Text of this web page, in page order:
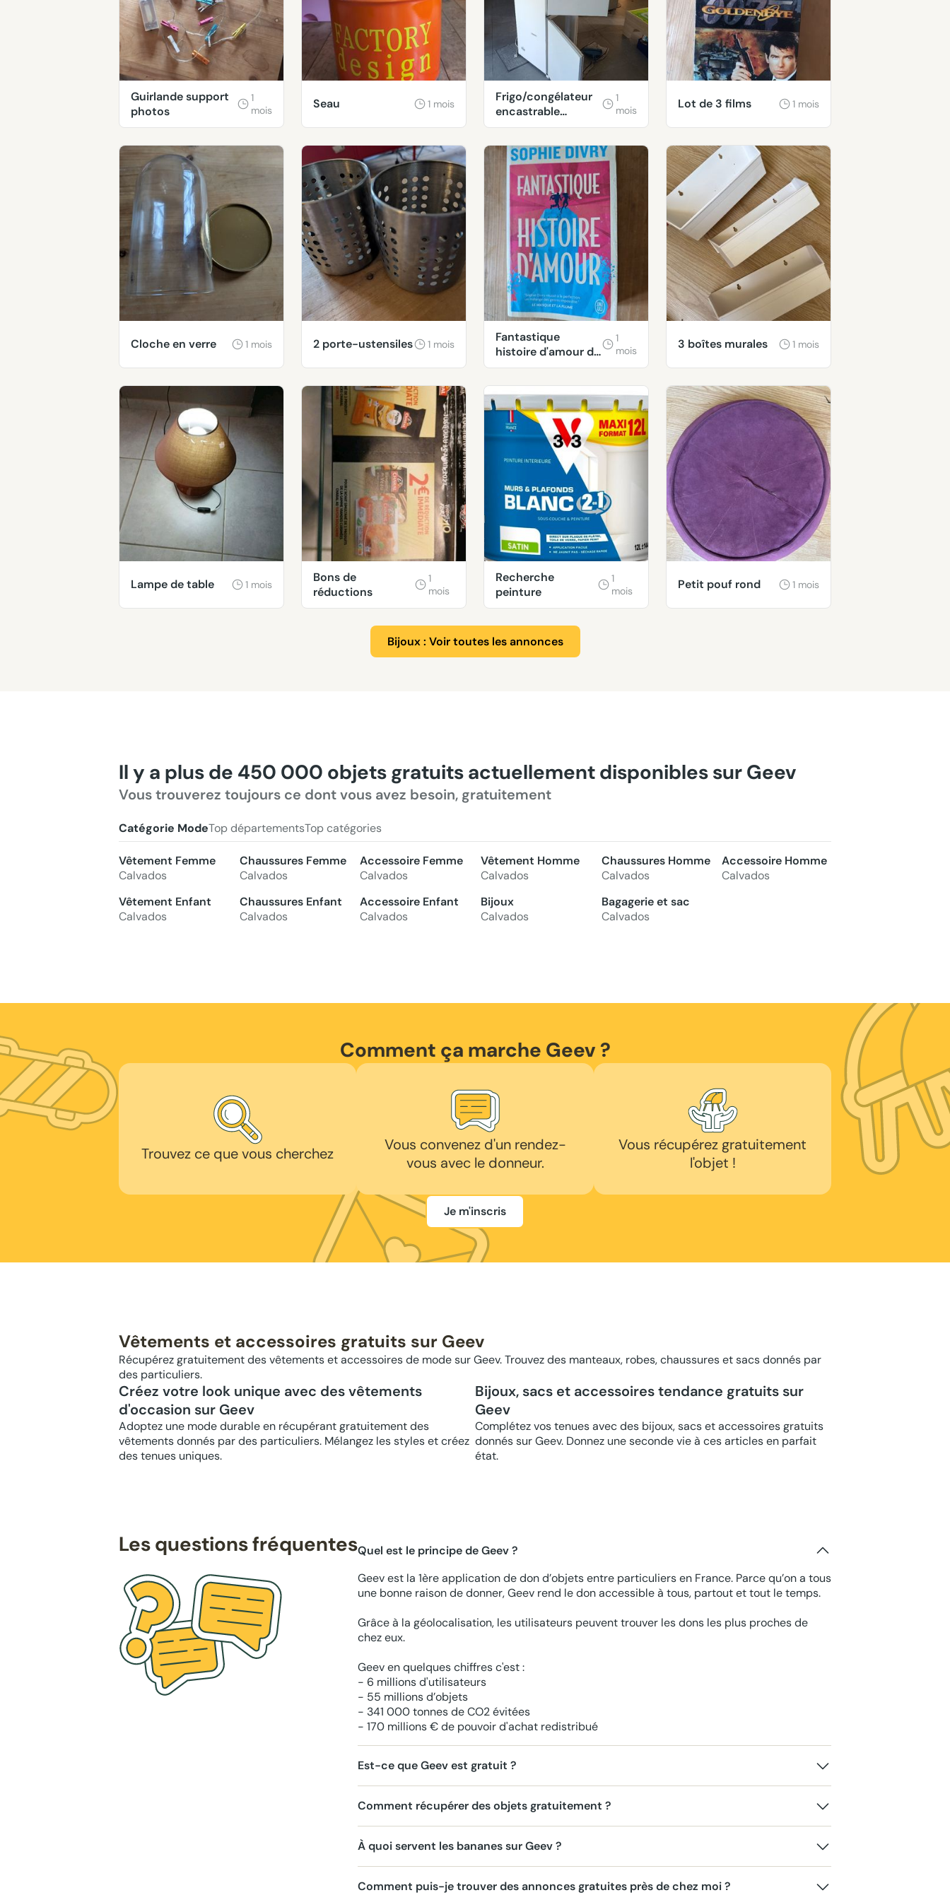
Guirlande support
photos
1
mois
Seau 1 mois
Frigo/congélateur
encastrable
Leonard
1
mois
Lot de 3 films 1 mois
Cloche en verre 1 mois 2 porte-ustensiles 1 mois
Fantastique
histoire d'amour de
Sophie Divry
1
mois
3 boîtes murales 1 mois
Lampe de table 1 mois
Bons de
réductions
1
mois
Recherche
peinture
1
mois
Petit pouf rond 1 mois
Bijoux : Voir toutes les annonces
Il y a plus de 450 000 objets gratuits actuellement disponibles sur Geev
Vous trouverez toujours ce dont vous avez besoin, gratuitement
Catégorie ModeTop départementsTop catégories
Vêtement Femme
Calvados
Chaussures Femme
Calvados
Accessoire Femme
Calvados
Vêtement Homme
Calvados
Chaussures Homme
Calvados
Accessoire Homme
Calvados
Vêtement Enfant
Calvados
Chaussures Enfant
Calvados
Accessoire Enfant
Calvados
Bijoux
Calvados
Bagagerie et sac
Calvados
Comment ça marche Geev ?
Trouvez ce que vous cherchez
Vous convenez d'un rendez-
vous avec le donneur.
Vous récupérez gratuitement
l'objet !
Je m'inscris
Vêtements et accessoires gratuits sur Geev
Récupérez gratuitement des vêtements et accessoires de mode sur Geev. Trouvez des manteaux, robes, chaussures et sacs donnés par
des particuliers.
Créez votre look unique avec des vêtements
d'occasion sur Geev
Adoptez une mode durable en récupérant gratuitement des
vêtements donnés par des particuliers. Mélangez les styles et créez
des tenues uniques.
Bijoux, sacs et accessoires tendance gratuits sur
Geev
Complétez vos tenues avec des bijoux, sacs et accessoires gratuits
donnés sur Geev. Donnez une seconde vie à ces articles en parfait
état.
Les questions fréquentesQuel est le principe de Geev ?
Geev est la 1ère application de don d’objets entre particuliers en France. Parce qu’on a tous
une bonne raison de donner, Geev rend le don accessible à tous, partout et tout le temps.
Grâce à la géolocalisation, les utilisateurs peuvent trouver les dons les plus proches de
chez eux.
Geev en quelques chiffres c'est :
- 6 millions d'utilisateurs
- 55 millions d’objets
- 341 000 tonnes de CO2 évitées
- 170 millions € de pouvoir d'achat redistribué
Est-ce que Geev est gratuit ?
Comment récupérer des objets gratuitement ?
À quoi servent les bananes sur Geev ?
Comment puis-je trouver des annonces gratuites près de chez moi ?